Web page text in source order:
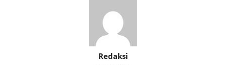
Redaksi